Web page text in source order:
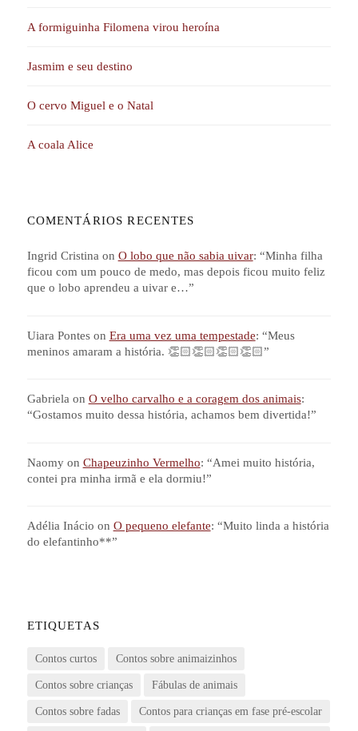
A formiguinha Filomena virou heroína
Jasmim e seu destino
O cervo Miguel e o Natal
A coala Alice
COMENTÁRIOS RECENTES
Ingrid Cristinaon O lobo que não sabia uivar: “Minha filha
ficou com um pouco de medo, mas depois ficou muito feliz
que o lobo aprendeu a uivar e…”
Uiara Ponteson Era uma vez uma tempestade: “Meus
meninos amaram a história. 👏🏻👏🏻👏🏻👏🏻”
Gabrielaon O velho carvalho e a coragem dos animais:
“Gostamos muito dessa história, achamos bem divertida!”
Naomyon Chapeuzinho Vermelho: “Amei muito história,
contei pra minha irmã e ela dormiu!”
Adélia Inácio on O pequeno elefante: “Muito linda a história
do elefantinho**”
ETIQUETAS
Contos curtos Contos sobre animaizinhos
Contos sobre crianças Fábulas de animais
Contos sobre fadas Contos para crianças em fase pré-escolar